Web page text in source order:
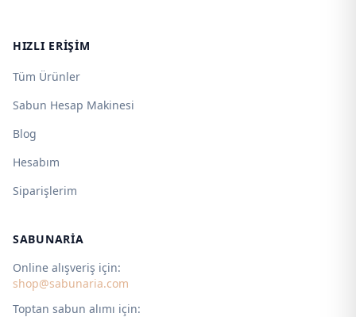
HIZLI ERIŞIM
Tüm Ürünler
Sabun Hesap Makinesi
Blog
Hesabım
Siparişlerim
SABUNARIA
Online alışveriş için:
shop@sabunaria.com
Toptan sabun alımı için: